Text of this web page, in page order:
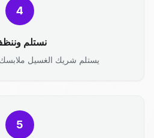
4
نستلم
يستلم شريك الغسيل ملابسك
5